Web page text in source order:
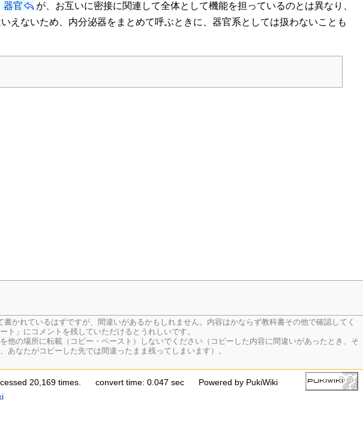
器官
が、お互いに密接に関連して全体として機能を担っているのとは異なり、
えないため、内分泌器をまとめて呼ぶときに、器官系としては扱わないことも
かれているはずですが、間違いがあるかもしれません。内容はかならず教科書その他で確認してく
ト」にコメントを残していただけるとうれしいです。
の場所に転載（コピー・ペースト）しないでください（コピーした内容に間違いがあったとき、そ
なたがコピーした先では間違ったまま残ってしまいます）。
20,169 times. convert time: 0.047 sec
Powered by PukiWiki